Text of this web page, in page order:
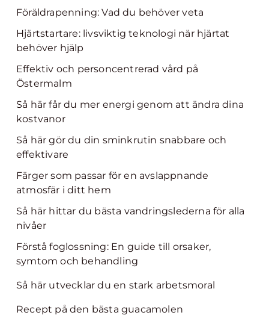
Föräldrapenning: Vad du behöver veta
Hjärtstartare: livsviktig teknologi när hjärtat
behöver hjälp
Effektiv och personcentrerad vård på
Östermalm
Så här får du mer energi genom att ändra dina
kostvanor
Så här gör du din sminkrutin snabbare och
effektivare
Färger som passar för en avslappnande
atmosfär i ditt hem
Så här hittar du bästa vandringslederna för alla
nivåer
Förstå foglossning: En guide till orsaker,
symtom och behandling
Så här utvecklar du en stark arbetsmoral
Recept på den bästa guacamolen